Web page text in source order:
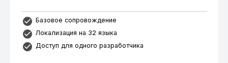
Базовое сопровождение
Локализация на 32 языка
Доступ для одного разработчика